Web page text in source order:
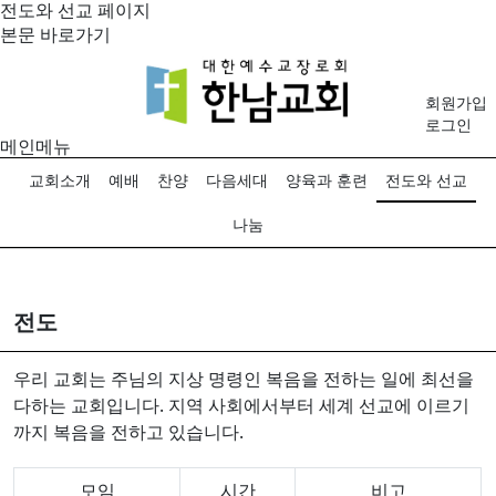
전도와 선교 페이지
본문 바로가기
회원가입
로그인
메인메뉴
교회소개 예배 찬양 다음세대 양육과 훈련 전도와 선교
나눔
전도
우리 교회는 주님의 지상 명령인 복음을 전하는 일에 최선을
다하는 교회입니다. 지역 사회에서부터 세계 선교에 이르기
까지 복음을 전하고 있습니다.
모임 시간 비고